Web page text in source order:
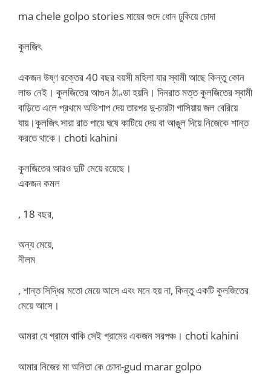
ma chele golpo stories মায়ের গুদে ধোন ঢুকিয়ে চোদা
কুলজিৎ
একজন উষ্ণ রক্তের 40 বছর বয়সী মহিলা যার স্বামী আছে কিন্তু কোন
লাভ নেই। কুলজিতের আগুন ঠাণ্ডা হয়নি। দিনরাত মত্ত কুলজিতের স্বামী
বাড়িতে এলে প্রথমে অভিশাপ দেয় তারপর দু-চারটা গাসিয়ায় জল বেরিয়ে
যায়।কুলজিৎ সারা রাত পায়ে ঘষে কাটিয়ে দেয় বা আঙুল দিয়ে নিজেকে শান্ত
করতে থাকে। choti kahini
কুলজিতের আরও দুটি মেয়ে রয়েছে।
একজন কমল
, 18 বছর,
অন্য মেয়ে,
নীলম
, শান্ত সিদ্ধির মতো মেয়ে আসে এবং মনে হয় না, কিন্তু একটি কুলজিতের
মেয়ে আসে।
আমরা যে গ্রামে থাকি সেই গ্রামের একজন সরপঞ্চ। choti kahini
আমার নিজের মা অনিতা কে চোদা-gud marar golpo